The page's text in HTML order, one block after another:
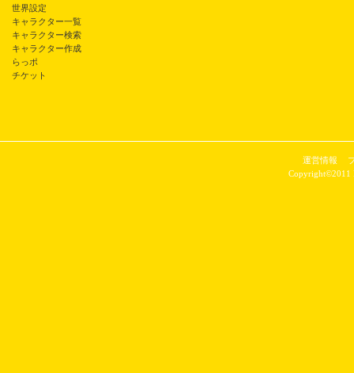
世界設定
キャラクター一覧
キャラクター検索
キャラクター作成
らっポ
チケット
運営情報
Copyright©2011